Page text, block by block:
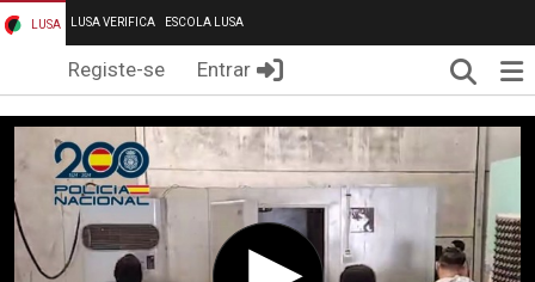
LUSA LUSA VERIFICA ESCOLA LUSA
Registe-se Entrar